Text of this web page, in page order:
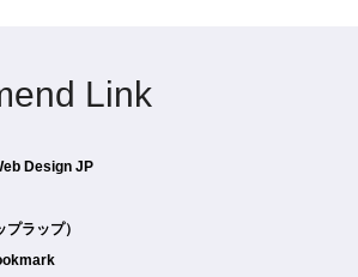
Link
Design JP
ラップ）